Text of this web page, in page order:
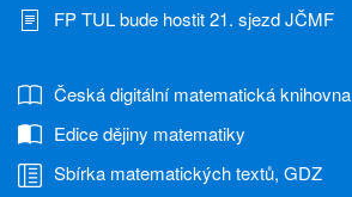
FP TUL bude hostit 21. sjezd JČMF
Česká digitální matematická knihovna
Edice dějiny matematiky
Sbírka matematických textů, GDZ